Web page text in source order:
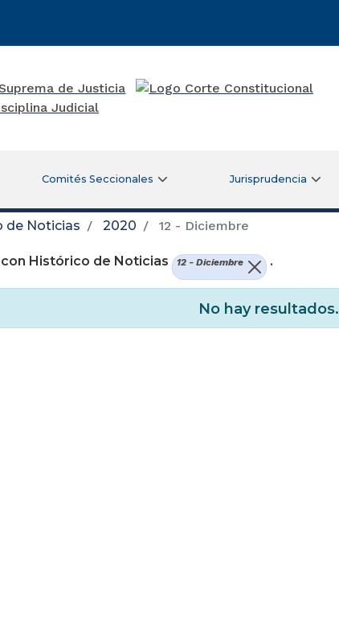
Comités Seccionales Jurisprudencia
de Noticias 2020 12 - Diciembre
Histórico de Noticias 12 - Diciembre .
No hay resultados.